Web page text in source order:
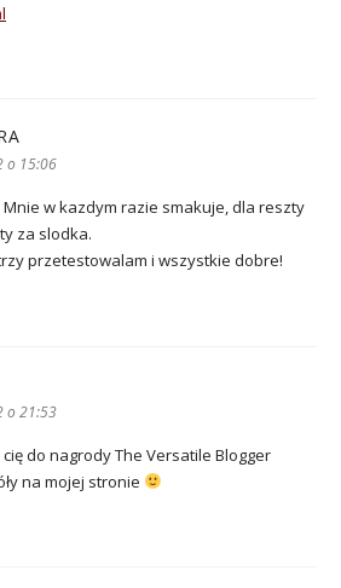
o 15:06
w kazdym razie smakuje, dla reszty
za slodka.
przetestowalam i wszystkie dobre!
o 21:53
cię do nagrody The Versatile Blogger
na mojej stronie